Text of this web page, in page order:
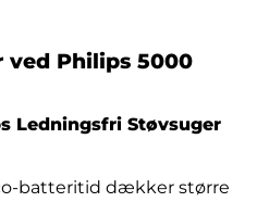
ved Philips 5000
Ledningsfri Støvsuger
batteritid dækker større